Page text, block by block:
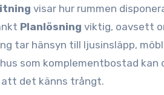
visar hur rummen
Planlösning viktig, oavsett
tar hänsyn till ljusinsläpp,
som komplementbostad kan
det känns trångt.